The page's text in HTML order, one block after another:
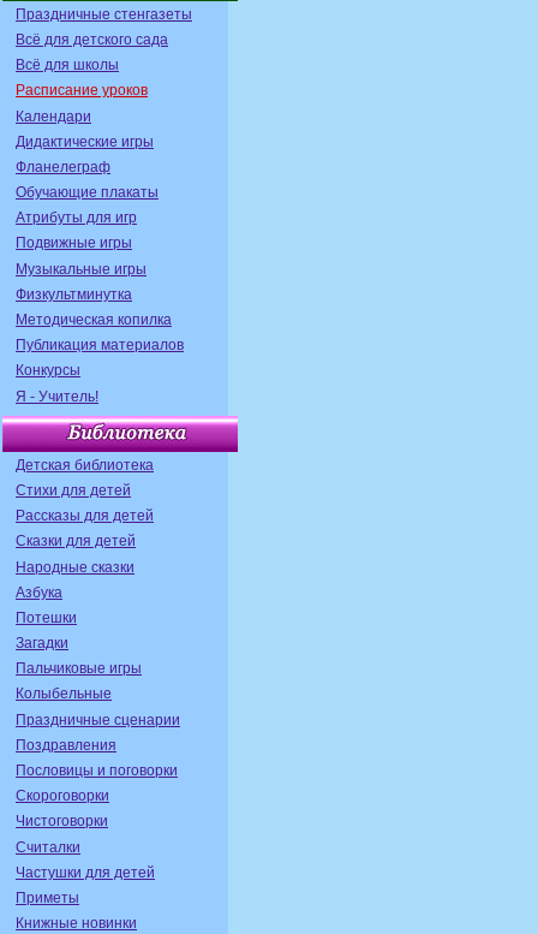
Праздничные стенгазеты
Всё для детского сада
Всё для школы
Расписание уроков
Календари
Дидактические игры
Фланелеграф
Обучающие плакаты
Атрибуты для игр
Подвижные игры
Музыкальные игры
Физкультминутка
Методическая копилка
Публикация материалов
Конкурсы
Я - Учитель!
Детская библиотека
Стихи для детей
Рассказы для детей
Сказки для детей
Народные сказки
Азбука
Потешки
Загадки
Пальчиковые игры
Колыбельные
Праздничные сценарии
Поздравления
Пословицы и поговорки
Скороговорки
Чистоговорки
Считалки
Частушки для детей
Приметы
Книжные новинки